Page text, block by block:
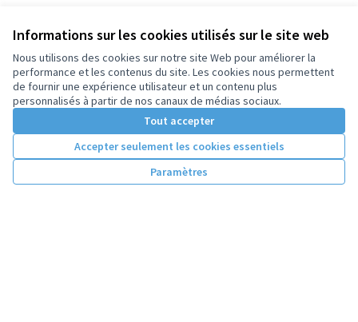
Informations sur les cookies utilisés sur le site web
Nous utilisons des cookies sur notre site Web pour améliorer la
performance et les contenus du site. Les cookies nous permettent
de fournir une expérience utilisateur et un contenu plus
personnalisés à partir de nos canaux de médias sociaux.
Tout accepter
Accepter seulement les cookies essentiels
Paramètres